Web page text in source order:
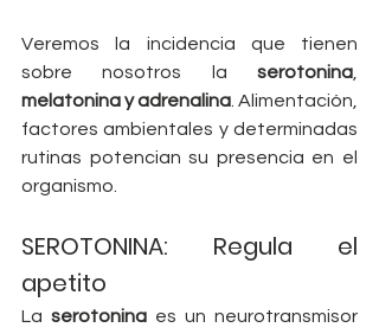
Veremos la incidencia que tienen
sobre nosotros la serotonina
melatonina y adrenalina . Alimentación,
factores ambientales y determinadas
rutinas potencian su presencia en el
organismo.
SEROTONINA: Regula el
apetito
La serotonina es un neurotransmisor